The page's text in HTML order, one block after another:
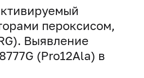
пероксисом,
Выявление
(Pro12Ala) в